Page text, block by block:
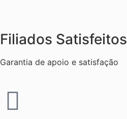
Filiados Satisfeitos
Garantia de apoio e satisfação